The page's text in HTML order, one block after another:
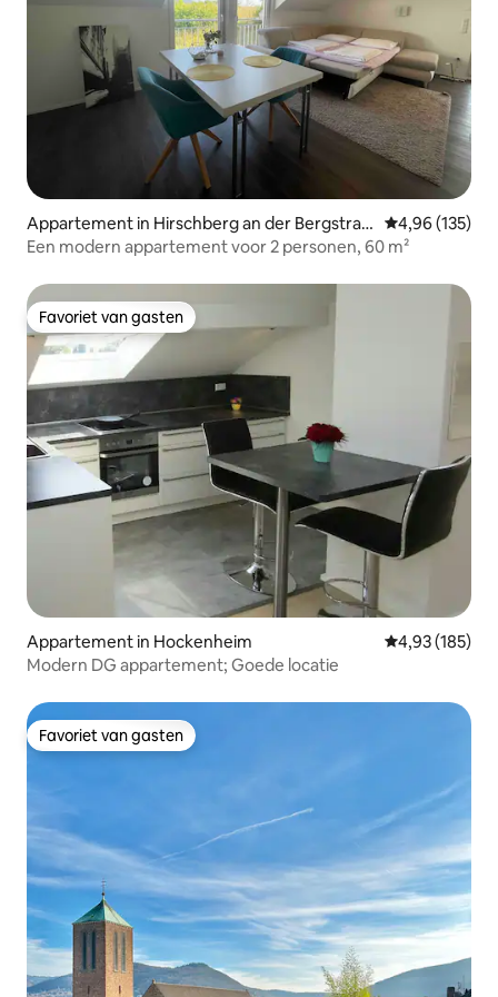
Appartement in Hirschberg an der Bergstraß
e
Gemiddelde
4,96 (135)
Een modern appartement voor 2 personen, 60 m²
Favoriet van gasten
Favoriet van gasten
Appartement in Hockenheim Gemiddelde
4,93 (185)
Modern DG appartement; Goede locatie
Favoriet van gasten
Favoriet van gasten